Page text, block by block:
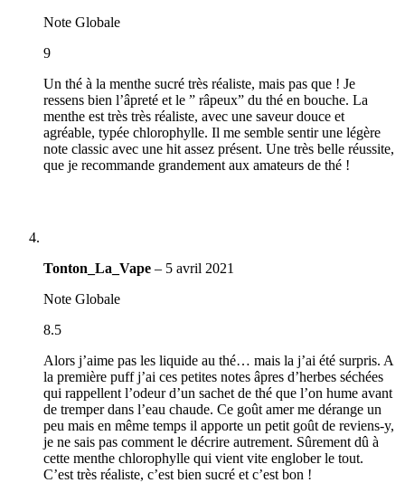
Note Globale
9
Un thé à la menthe sucré très réaliste, mais pas que ! Je
ressens bien l’âpreté et le ” râpeux” du thé en bouche. La
menthe est très très réaliste, avec une saveur douce et
agréable, typée chlorophylle. Il me semble sentir une légère
note classic avec une hit assez présent. Une très belle réussite,
que je recommande grandement aux amateurs de thé !
Tonton_La_Vape – 5 avril 2021
Note Globale
8.5
Alors j’aime pas les liquide au thé… mais la j’ai été surpris. A
la première puff j’ai ces petites notes âpres d’herbes séchées
qui rappellent l’odeur d’un sachet de thé que l’on hume avant
de tremper dans l’eau chaude. Ce goût amer me dérange un
peu mais en même temps il apporte un petit goût de reviens-y,
je ne sais pas comment le décrire autrement. Sûrement dû à
cette menthe chlorophylle qui vient vite englober le tout.
C’est très réaliste, c’est bien sucré et c’est bon !